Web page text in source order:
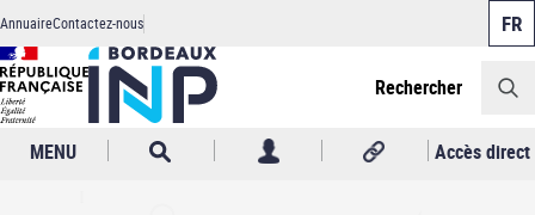
Aller
au
contenu
principal
Header
AnnuaireContactez-nous
Rechercher
MENU Accès direct
Panneau de gestion des cookies